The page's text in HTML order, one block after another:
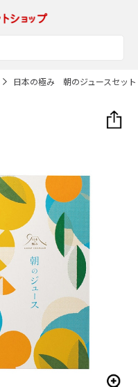
日本の極み 朝のジュースセッ